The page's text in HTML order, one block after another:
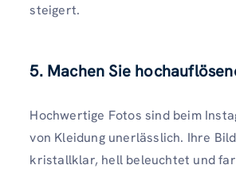
steigert.
5. Machen Sie
Hochwertige Fotos sind beim
von Kleidung unerlässlich. Ihre
kristallklar, hell beleuchtet und